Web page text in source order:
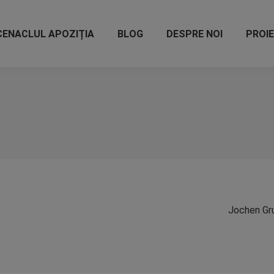
APOZIȚIA BLOG DESPRE NOI
Jochen